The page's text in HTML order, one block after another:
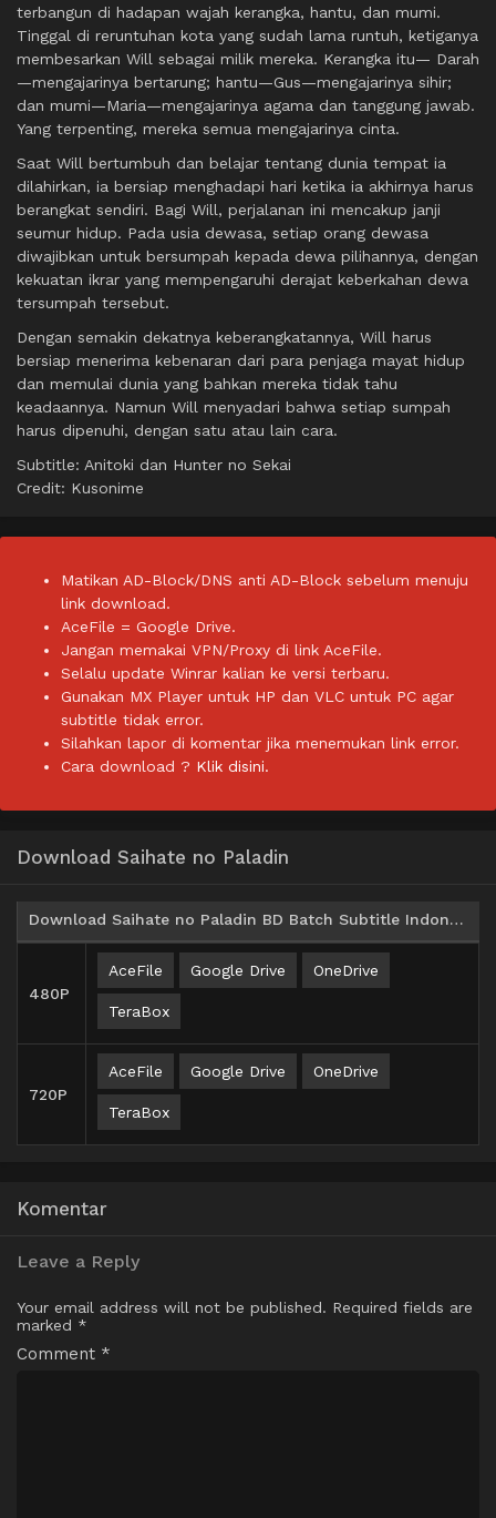
terbangun di hadapan wajah kerangka, hantu, dan mumi.
Tinggal di reruntuhan kota yang sudah lama runtuh, ketiganya
membesarkan Will sebagai milik mereka. Kerangka itu— Darah
—mengajarinya bertarung; hantu—Gus—mengajarinya sihir;
dan mumi—Maria—mengajarinya agama dan tanggung jawab.
Yang terpenting, mereka semua mengajarinya cinta.
Saat Will bertumbuh dan belajar tentang dunia tempat ia
dilahirkan, ia bersiap menghadapi hari ketika ia akhirnya harus
berangkat sendiri. Bagi Will, perjalanan ini mencakup janji
seumur hidup. Pada usia dewasa, setiap orang dewasa
diwajibkan untuk bersumpah kepada dewa pilihannya, dengan
kekuatan ikrar yang mempengaruhi derajat keberkahan dewa
tersumpah tersebut.
Dengan semakin dekatnya keberangkatannya, Will harus
bersiap menerima kebenaran dari para penjaga mayat hidup
dan memulai dunia yang bahkan mereka tidak tahu
keadaannya. Namun Will menyadari bahwa setiap sumpah
harus dipenuhi, dengan satu atau lain cara.
Subtitle: Anitoki dan Hunter no Sekai
Credit: Kusonime
Matikan AD-Block/DNS anti AD-Block sebelum menuju
link download.
AceFile = Google Drive.
Jangan memakai VPN/Proxy di link AceFile.
Selalu update Winrar kalian ke versi terbaru.
Gunakan MX Player untuk HP dan VLC untuk PC agar
subtitle tidak error.
Silahkan lapor di komentar jika menemukan link error.
Cara download ? Klik disini.
Download Saihate no Paladin
Download Saihate no Paladin BD Batch Subtitle Indonesia
480P
AceFile Google Drive OneDrive
TeraBox
720P
AceFile Google Drive OneDrive
TeraBox
Komentar
Leave a Reply
Your email address will not be published. Required fields are
marked *
Comment *